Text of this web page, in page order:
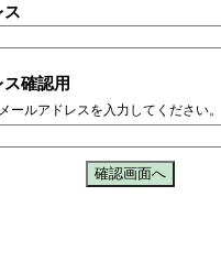
ス
ス確認用
ールアドレスを入力してください。